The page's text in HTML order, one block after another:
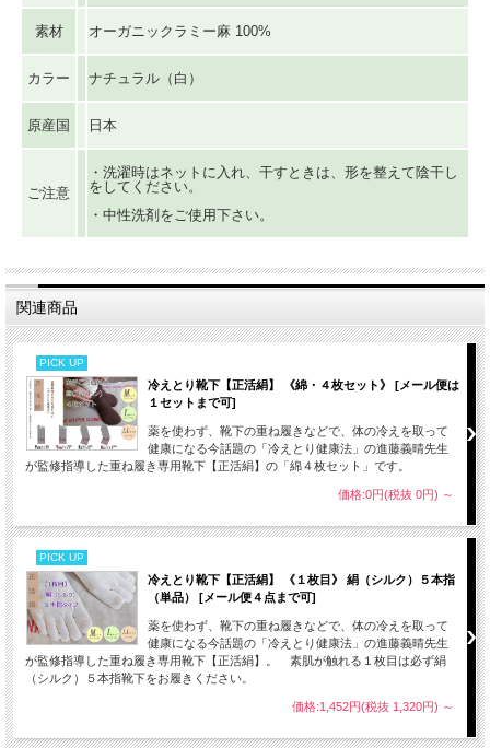
素材 オーガニックラミー麻 100%
カラー ナチュラル（白）
原産国 日本
ご注意
・洗濯時はネットに入れ、干すときは、形を整えて陰干し
をしてください。
・中性洗剤をご使用下さい。
関連商品
PICK UP
冷えとり靴下【正活絹】 《綿・４枚セット》 [メール便は
１セットまで可]
薬を使わず、靴下の重ね履きなどで、体の冷えを取って
健康になる今話題の「冷えとり健康法」の進藤義晴先生
が監修指導した重ね履き専用靴下【正活絹】の「綿４枚セット」です。
価格:0円(税抜 0円) ～
PICK UP
冷えとり靴下【正活絹】 《１枚目》 絹（シルク）５本指
（単品） [メール便４点まで可]
薬を使わず、靴下の重ね履きなどで、体の冷えを取って
健康になる今話題の「冷えとり健康法」の進藤義晴先生
が監修指導した重ね履き専用靴下【正活絹】。 素肌が触れる１枚目は必ず絹
（シルク）５本指靴下をお履きください。
価格:1,452円(税抜 1,320円) ～